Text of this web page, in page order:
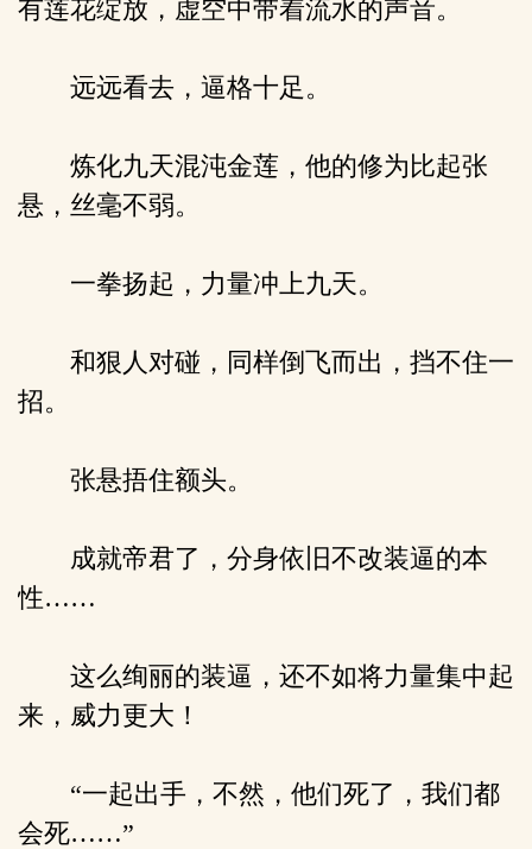
有莲花绽放，虚空中带着流水的声音。
远远看去，逼格十足。
炼化九天混沌金莲，他的修为比起张
悬，丝毫不弱。
一拳扬起，力量冲上九天。
和狠人对碰，同样倒飞而出，挡不住一
招。
张悬捂住额头。
成就帝君了，分身依旧不改装逼的本
性……
这么绚丽的装逼，还不如将力量集中起
来，威力更大！
“一起出手，不然，他们死了，我们都
会死……”